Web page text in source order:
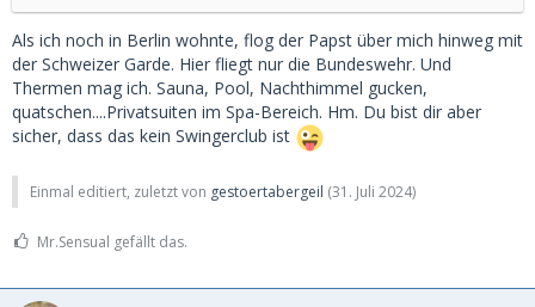
Als ich noch in Berlin wohnte, flog der Papst über mich hinweg mit
der Schweizer Garde. Hier fliegt nur die Bundeswehr. Und
Thermen mag ich. Sauna, Pool, Nachthimmel gucken,
quatschen....Privatsuiten im Spa-Bereich. Hm. Du bist dir aber
sicher, dass das kein Swingerclub ist
Einmal editiert, zuletzt von gestoertabergeil (31. Juli 2024)
Mr.Sensual gefällt das.